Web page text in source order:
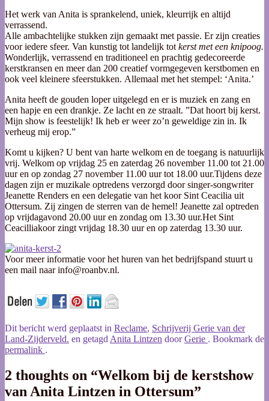
Het werk van Anita is sprankelend, uniek, kleurrijk en altijd
verrassend.
Alle ambachtelijke stukken zijn gemaakt met passie. Er zijn creaties
voor iedere sfeer. Van kunstig tot landelijk totkerst met een knipoog.
Wonderlijk, verrassend en traditioneel en prachtig gedecoreerde
kerstkransen en meer dan 200 creatief vormgegeven kerstbomen en
ook veel kleinere sfeerstukken. Allemaal met het stempel: ‘Anita.’
Anita heeft de gouden loper uitgelegd en er is muziek en zang en
een hapje en een drankje. Ze lacht en ze straalt. ”Dat hoort bij kerst.
Mijn show is feestelijk! Ik heb er weer zo’n geweldige zin in. Ik
verheug mij erop.”
Komt u kijken? U bent van harte welkom en de toegang is natuurlijk
vrij. Welkom op vrijdag 25 en zaterdag 26 november 11.00 tot 21.00
uur en op zondag 27 november 11.00 uur tot 18.00 uur.Tijdens deze
dagen zijn er muzikale optredens verzorgd door singer-songwriter
Jeanette Renders en een delegatie van het koor Sint Ceacilia uit
Ottersum. Zij zingen de sterren van de hemel! Jeanette zal optreden
op vrijdagavond 20.00 uur en zondag om 13.30 uur.Het Sint
Ceacilliakoor zingt vrijdag 18.30 uur en op zaterdag 13.30 uur.
Voor meer informatie voor het huren van het bedrijfspand stuurt u
een mail naar info@roanbv.nl.
Dit bericht werd geplaatst in Reclame, Schrijverij Gerie van der
Land-Zijderveld. en getagdAnita Lintzen doorGerie . Bookmark de
permalink .
2 thoughts on “Welkom bij de kerstshow
van Anita Lintzen in Ottersum”